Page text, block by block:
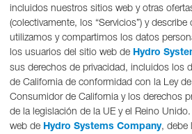
incluidos nuestros sitios web y otras
(colectivamente, los “Servicios”) y
utilizamos y compartimos los datos
los usuarios del sitio web de Hydro
sus derechos de privacidad, incluidos los
de California de conformidad con la Ley
Consumidor de California y los derechos
de la legislación de la UE y el Reino
web de Hydro Systems Company, debe